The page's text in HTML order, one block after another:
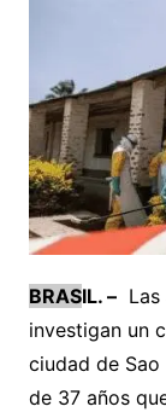
BRASIL. –Las
investigan un
ciudad de
de 37 años